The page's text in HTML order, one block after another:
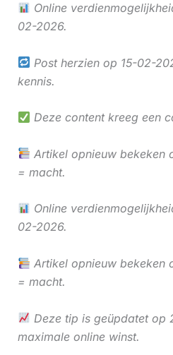
Online
02-2026.
Post herzien op 15-02-
kennis.
Deze content kreeg een
Artikel opnieuw bekeken
= macht.
Online
02-2026.
Artikel opnieuw bekeken
= macht.
Deze tip is geüpdatet
maximale online winst.